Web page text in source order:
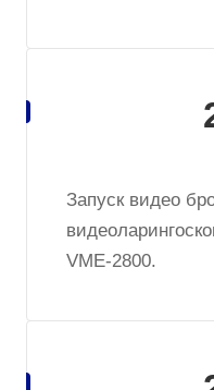
Запуск видео
VME-2800.